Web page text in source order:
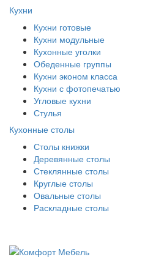
Кухни
Кухни готовые
Кухни модульные
Кухонные уголки
Обеденные группы
Кухни эконом класса
Кухни с фотопечатью
Угловые кухни
Стулья
Кухонные столы
Столы книжки
Деревянные столы
Стеклянные столы
Круглые столы
Овальные столы
Раскладные столы